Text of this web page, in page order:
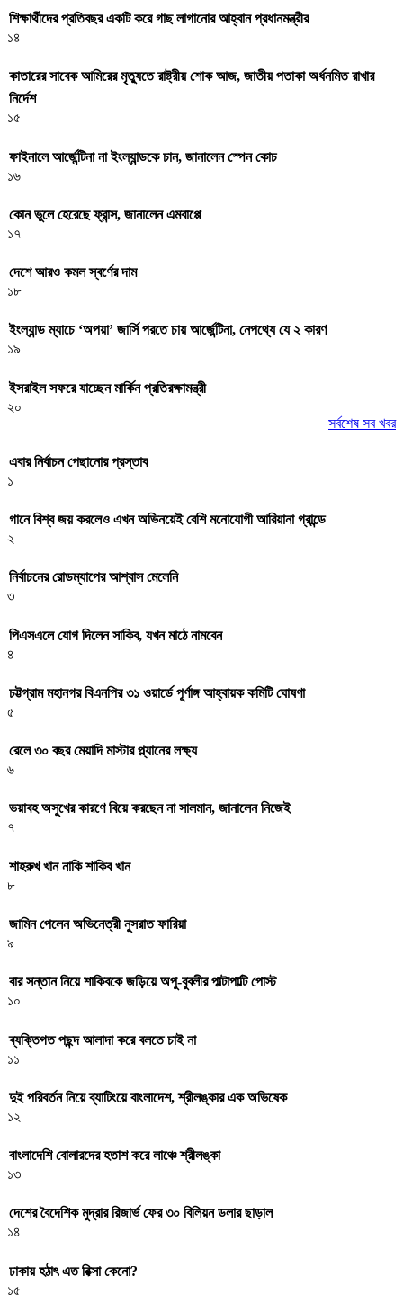
শিক্ষার্থীদের প্রতিবছর একটি করে গাছ লাগানোর আহ্বান প্রধানমন্ত্রীর
১৪
কাতারের সাবেক আমিরের মৃত্যুতে রাষ্ট্রীয় শোক আজ, জাতীয় পতাকা অর্ধনমিত রাখার
নির্দেশ
১৫
ফাইনালে আর্জেন্টিনা না ইংল্যান্ডকে চান, জানালেন স্পেন কোচ
১৬
কোন ভুলে হেরেছে ফ্রান্স, জানালেন এমবাপ্পে
১৭
দেশে আরও কমল স্বর্ণের দাম
১৮
ইংল্যান্ড ম্যাচে ‘অপয়া’ জার্সি পরতে চায় আর্জেন্টিনা, নেপথ্যে যে ২ কারণ
১৯
ইসরাইল সফরে যাচ্ছেন মার্কিন প্রতিরক্ষামন্ত্রী
২০
সর্বশেষ সব খবর
এবার নির্বাচন পেছানোর প্রস্তাব
১
গানে বিশ্ব জয় করলেও এখন অভিনয়েই বেশি মনোযোগী আরিয়ানা গ্রান্ডে
২
নির্বাচনের রোডম্যাপের আশ্বাস মেলেনি
৩
পিএসএলে যোগ দিলেন সাকিব, যখন মাঠে নামবেন
৪
চট্টগ্রাম মহানগর বিএনপির ৩১ ওয়ার্ডে পূর্ণাঙ্গ আহ্বায়ক কমিটি ঘোষণা
৫
রেলে ৩০ বছর মেয়াদি মাস্টার প্ল্যানের লক্ষ্য
৬
ভয়াবহ অসুখের কারণে বিয়ে করছেন না সালমান, জানালেন নিজেই
৭
শাহরুখ খান নাকি শাকিব খান
৮
জামিন পেলেন অভিনেত্রী নুসরাত ফারিয়া
৯
বার সন্তান নিয়ে শাকিবকে জড়িয়ে অপু-বুবলীর পাল্টাপাল্টি পোস্ট
১০
ব্যক্তিগত পছন্দ আলাদা করে বলতে চাই না
১১
দুই পরিবর্তন নিয়ে ব্যাটিংয়ে বাংলাদেশ, শ্রীলঙ্কার এক অভিষেক
১২
বাংলাদেশি বোলারদের হতাশ করে লাঞ্চে শ্রীলঙ্কা
১৩
দেশের বৈদেশিক মুদ্রার রিজার্ভ ফের ৩০ বিলিয়ন ডলার ছাড়াল
১৪
ঢাকায় হঠাৎ এত রিক্সা কেনো?
১৫